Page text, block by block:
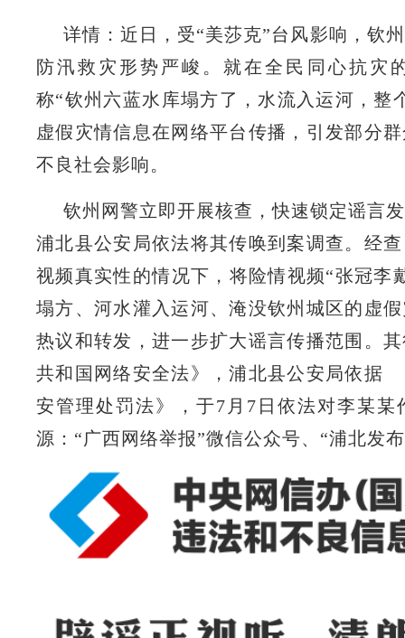
详情：近日，受“美莎克”台风影响，钦
防汛救灾形势严峻。就在全民同心抗灾
称“钦州六蓝水库塌方了，水流入运河，
虚假灾情信息在网络平台传播，引发部分
不良社会影响。
钦州网警立即开展核查，快速锁定谣言
浦北县公安局依法将其传唤到案调查。经
视频真实性的情况下，将险情视频“张冠李
塌方、河水灌入运河、淹没钦州城区的虚
热议和转发，进一步扩大谣言传播范围。
共和国网络安全法》，浦北县公安局依据
安管理处罚法》，于7月7日依法对李某某
源：“广西网络举报”微信公众号、“浦北发